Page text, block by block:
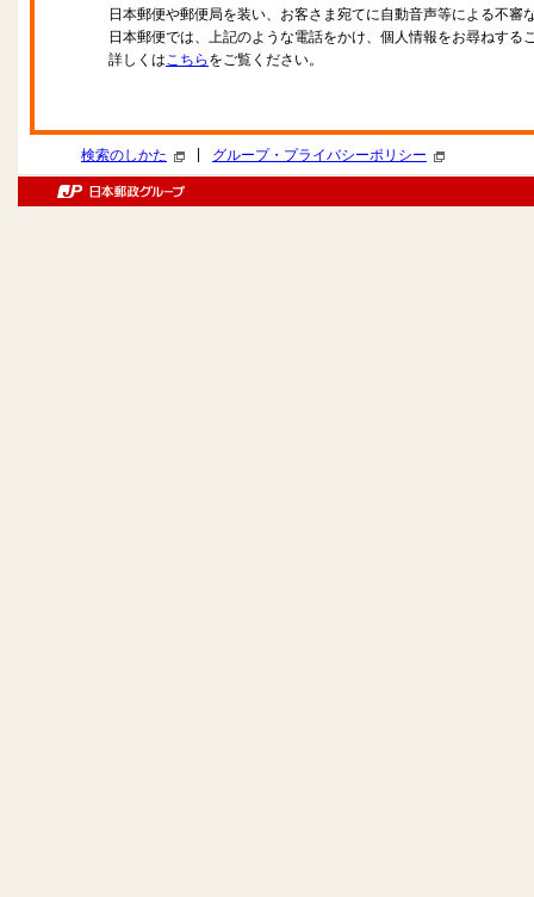
日本郵便や郵便局を装い、お客さま宛てに自動音声等による不審
日本郵便では、上記のような電話をかけ、個人情報をお尋ねする
詳しくはこちら をご覧ください。
検索のしかた グループ・プライバシーポリシー